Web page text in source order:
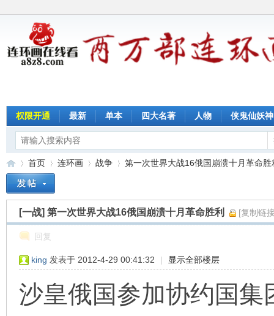
权限开通 最新 单本 四大名著 人物 侠鬼仙妖神
»
首页
›
连环画
›
战争
›
第一次世界大战16俄国崩溃十月革命胜
[一战] 第一次世界大战16俄国崩溃十月革命胜利 [复制链
回复
king 发表于 2012-4-29 00:41:32 | 显示全部楼层
沙皇俄国参加协约国